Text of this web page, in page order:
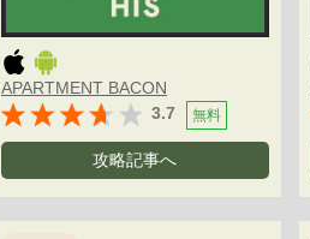
APARTMENT BACON
3.7
無料
攻略記事へ